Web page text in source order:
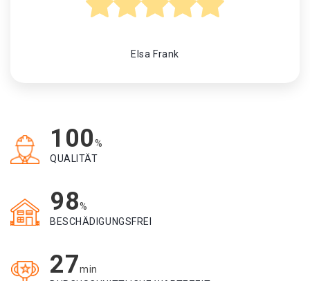
Elsa Frank
100%
QUALITÄT
98%
BESCHÄDIGUNGSFREI
27min